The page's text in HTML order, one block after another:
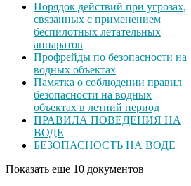
Порядок действий при угрозах,
связанных с применением
беспилотных летательных
аппаратов
Профрейды по безопасности на
водных объектах
Памятка о соблюдении правил
безопасности на водных
объектах в летний период
ПРАВИЛА ПОВЕДЕНИЯ НА
ВОДЕ
БЕЗОПАСНОСТЬ НА ВОДЕ
Показать еще 10 документов